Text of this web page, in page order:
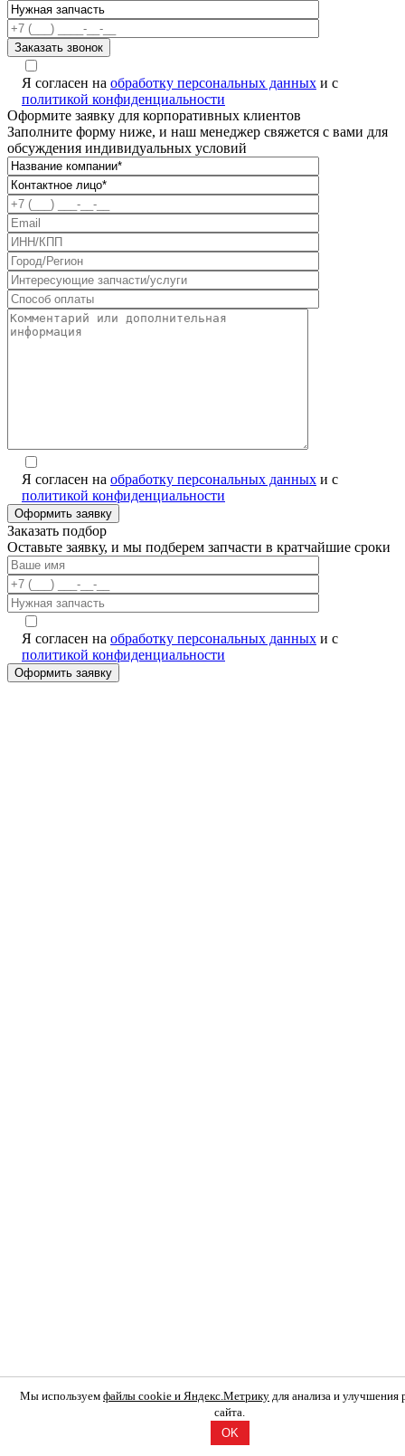
Я согласен на обработку персональных данных и с
политикой конфиденциальности
Оформите заявку для корпоративных клиентов
Заполните форму ниже, и наш менеджер свяжется с вами для
обсуждения индивидуальных условий
Я согласен на обработку персональных данных и с
политикой конфиденциальности
Заказать подбор
Оставьте заявку, и мы подберем запчасти в кратчайшие сроки
Я согласен на обработку персональных данных и с
политикой конфиденциальности
Мы используем файлы cookie и Яндекс.Метрику для анализа и улучшения
сайта.
OK